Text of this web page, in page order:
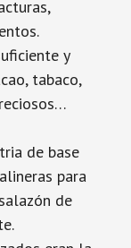
y
tabaco,
de base
para
de